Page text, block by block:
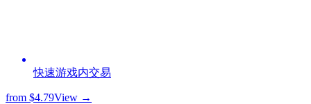
快速游戏内交易
from $4.79View →